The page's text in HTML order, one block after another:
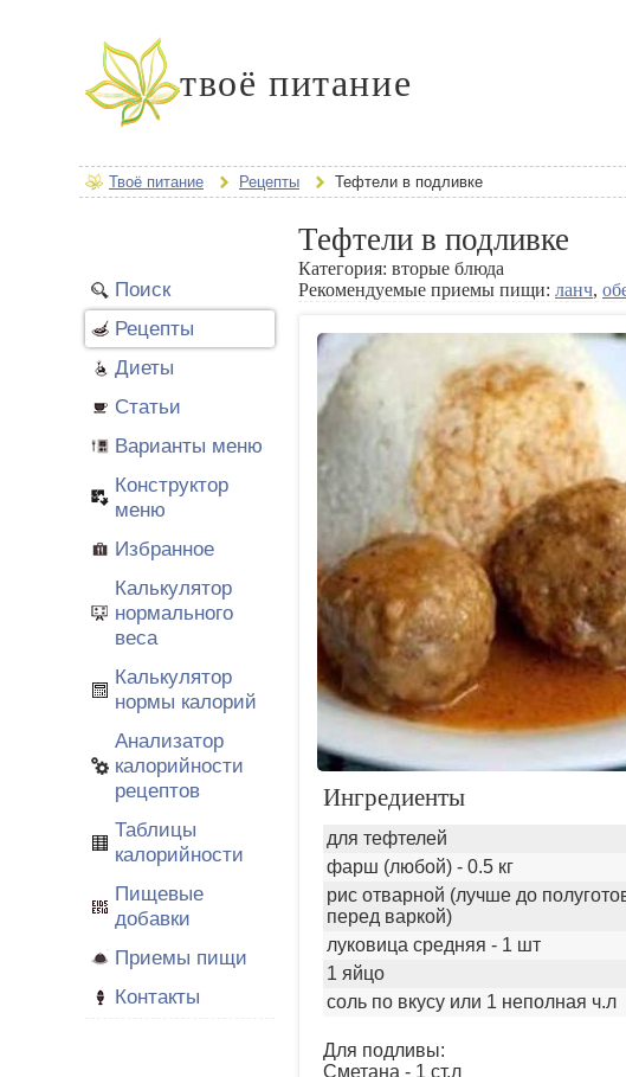
твоё питание
Твоё питание Рецепты Тефтели в подливке
Поиск
Рецепты
Диеты
Статьи
Варианты меню
Конструктор
меню
Избранное
Калькулятор
нормального
веса
Калькулятор
нормы калорий
Анализатор
калорийности
рецептов
Таблицы
калорийности
Пищевые
добавки
Приемы пищи
Контакты
Тефтели в подливке
Категория: вторые блюда
Рекомендуемые приемы пищи: ланч,
Ингредиенты
для тефтелей
фарш (любой) - 0.5 кг
рис отварной (лучше до
перед варкой)
луковица средняя - 1 шт
1 яйцо
соль по вкусу или 1 неполная ч.л
Для подливы:
Сметана - 1 ст.л